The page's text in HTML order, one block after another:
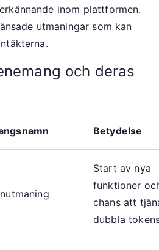
inom plattformen.
utmaningar som kan
och deras
Betydelse
Start av nya
funktioner
chans att
dubbla